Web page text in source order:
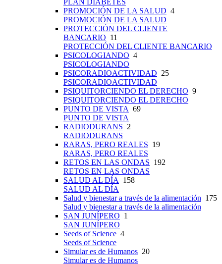
PLAN DIABETES
PROMOCIÓN DE LA SALUD 4
PROMOCIÓN DE LA SALUD
PROTECCIÓN DEL CLIENTE
BANCARIO 11
PROTECCIÓN DEL CLIENTE BANCARIO
PSICOLOGIANDO 4
PSICOLOGIANDO
PSICORADIOACTIVIDAD 25
PSICORADIOACTIVIDAD
PSIQUITORCIENDO EL DERECHO 9
PSIQUITORCIENDO EL DERECHO
PUNTO DE VISTA 69
PUNTO DE VISTA
RADIODURANS 2
RADIODURANS
RARAS, PERO REALES 19
RARAS, PERO REALES
RETOS EN LAS ONDAS 192
RETOS EN LAS ONDAS
SALUD AL DÍA
158
SALUD AL DÍA
Salud y bienestar a través de la alimentación 175
Salud y bienestar a través de la alimentación
SAN JUNÍPERO 1
SAN JUNÍPERO
Seeds of Science 4
Seeds of Science
Simular es de Humanos 20
Simular es de Humanos